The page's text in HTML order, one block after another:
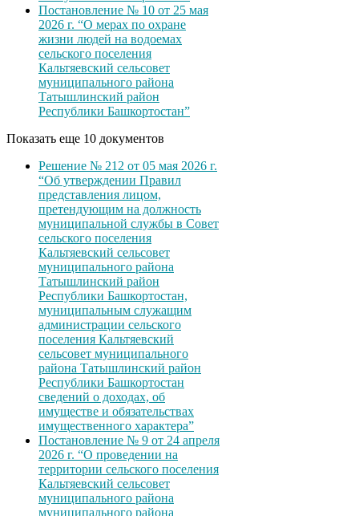
Постановление № 10 от 25 мая
2026 г. “О мерах по охране
жизни людей на водоемах
сельского поселения
Кальтяевский сельсовет
муниципального района
Татышлинский район
Республики Башкортостан”
Показать еще 10 документов
Решение № 212 от 05 мая 2026 г.
“Об утверждении Правил
представления лицом,
претендующим на должность
муниципальной службы в Совет
сельского поселения
Кальтяевский сельсовет
муниципального района
Татышлинский район
Республики Башкортостан,
муниципальным служащим
администрации сельского
поселения Кальтяевский
сельсовет муниципального
района Татышлинский район
Республики Башкортостан
сведений о доходах, об
имуществе и обязательствах
имущественного характера”
Постановление № 9 от 24 апреля
2026 г. “О проведении на
территории сельского поселения
Кальтяевский сельсовет
муниципального района
муниципального района